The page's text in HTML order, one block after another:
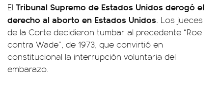
El Tribunal Supremo de Estados Unidos derogó el
derecho al aborto en Estados Unidos. Los jueces
de la Corte decidieron tumbar al precedente “Roe
contra Wade”, de 1973, que convirtió en
constitucional la interrupción voluntaria del
embarazo.